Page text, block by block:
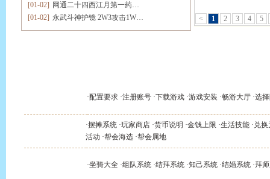
[01-02] 网通二十四西江月第一药…
[01-02] 永武斗神护镜 2W3攻击1W…
·配置要求 ·注册账号 ·下载游戏 ·游戏安装 ·畅游大厅 ·选
·摆摊系统 ·玩家商店 ·货币说明 ·金钱上限 ·生活技能 · 兑
活动 ·帮会海选 ·帮会属地
·坐骑大全 ·组队系统 ·结拜系统 ·知己系统 ·结婚系统 ·拜